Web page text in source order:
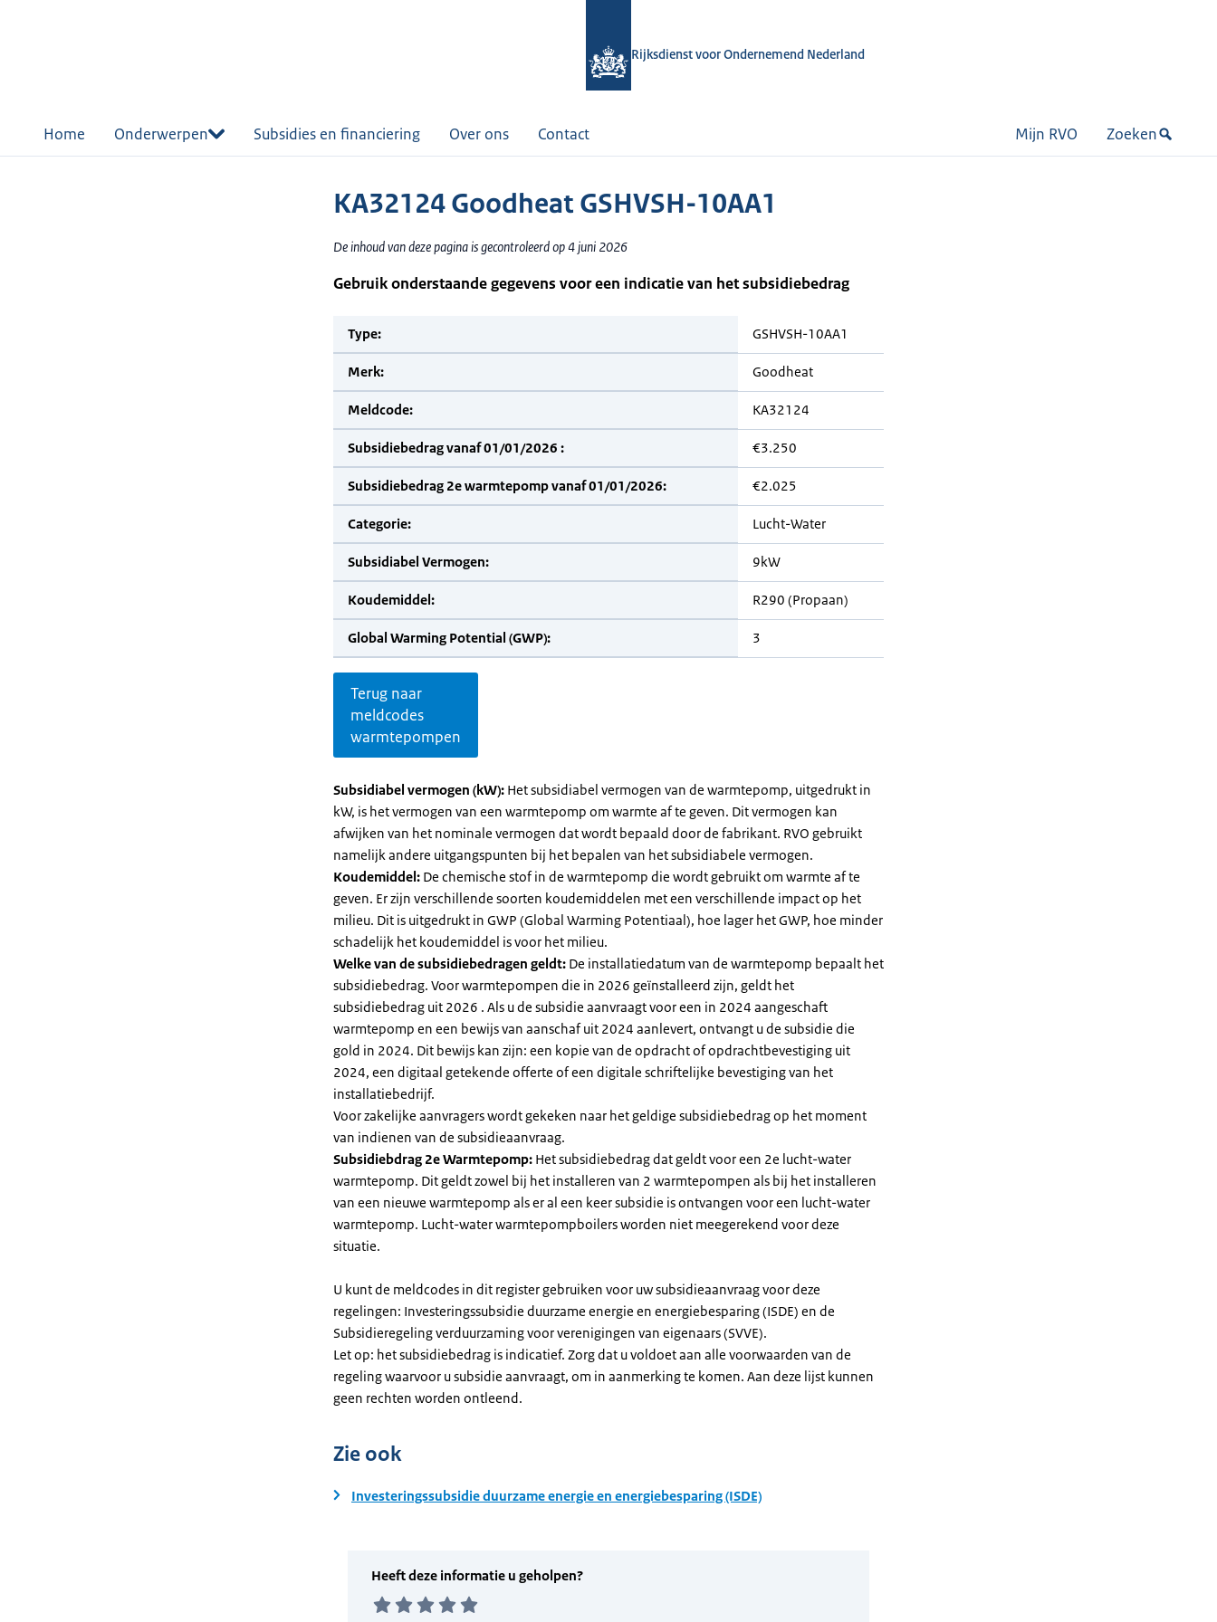
Rijksdienst voor Ondernemend Nederland
Home Onderwerpen Subsidies en financiering Over ons Contact Mijn RVO Zoeken
KA32124 Goodheat GSHVSH-10AA1
De inhoud van deze pagina is gecontroleerd op 4 juni 2026
Gebruik onderstaande gegevens voor een indicatie van het subsidiebedrag
Type: GSHVSH-10AA1
Merk: Goodheat
Meldcode: KA32124
Subsidiebedrag vanaf 01/01/2026 : €3.250
Subsidiebedrag 2e warmtepomp vanaf 01/01/2026: €2.025
Categorie: Lucht-Water
Subsidiabel Vermogen: 9kW
Koudemiddel: R290 (Propaan)
Global Warming Potential (GWP): 3
Terug naar
meldcodes
warmtepompen
Subsidiabel vermogen (kW): Het subsidiabel vermogen van de warmtepomp, uitgedrukt in
kW, is het vermogen van een warmtepomp om warmte af te geven. Dit vermogen kan
afwijken van het nominale vermogen dat wordt bepaald door de fabrikant. RVO gebruikt
namelijk andere uitgangspunten bij het bepalen van het subsidiabele vermogen.
Koudemiddel: De chemische stof in de warmtepomp die wordt gebruikt om warmte af te
geven. Er zijn verschillende soorten koudemiddelen met een verschillende impact op het
milieu. Dit is uitgedrukt in GWP (Global Warming Potentiaal), hoe lager het GWP, hoe minder
schadelijk het koudemiddel is voor het milieu.
Welke van de subsidiebedragen geldt: De installatiedatum van de warmtepomp bepaalt het
subsidiebedrag. Voor warmtepompen die in 2026 geïnstalleerd zijn, geldt het
subsidiebedrag uit 2026 . Als u de subsidie aanvraagt voor een in 2024 aangeschaft
warmtepomp en een bewijs van aanschaf uit 2024 aanlevert, ontvangt u de subsidie die
gold in 2024. Dit bewijs kan zijn: een kopie van de opdracht of opdrachtbevestiging uit
2024, een digitaal getekende offerte of een digitale schriftelijke bevestiging van het
installatiebedrijf.
Voor zakelijke aanvragers wordt gekeken naar het geldige subsidiebedrag op het moment
van indienen van de subsidieaanvraag.
Subsidiebdrag 2e Warmtepomp: Het subsidiebedrag dat geldt voor een 2e lucht-water
warmtepomp. Dit geldt zowel bij het installeren van 2 warmtepompen als bij het installeren
van een nieuwe warmtepomp als er al een keer subsidie is ontvangen voor een lucht-water
warmtepomp. Lucht-water warmtepompboilers worden niet meegerekend voor deze
situatie.
U kunt de meldcodes in dit register gebruiken voor uw subsidieaanvraag voor deze
regelingen: Investeringssubsidie duurzame energie en energiebesparing (ISDE) en de
Subsidieregeling verduurzaming voor verenigingen van eigenaars (SVVE).
Let op: het subsidiebedrag is indicatief. Zorg dat u voldoet aan alle voorwaarden van de
regeling waarvoor u subsidie aanvraagt, om in aanmerking te komen. Aan deze lijst kunnen
geen rechten worden ontleend.
Zie ook
Investeringssubsidie duurzame energie en energiebesparing (ISDE)